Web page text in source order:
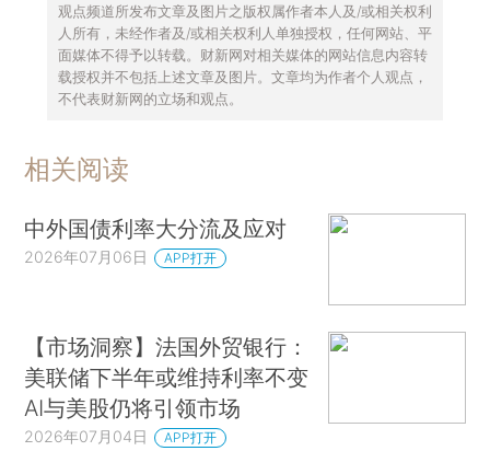
观点频道所发布文章及图片之版权属作者本人及/或相关权利
人所有，未经作者及/或相关权利人单独授权，任何网站、平
面媒体不得予以转载。财新网对相关媒体的网站信息内容转
载授权并不包括上述文章及图片。文章均为作者个人观点，
不代表财新网的立场和观点。
相关阅读
中外国债利率大分流及应对
2026年07月06日 APP打开
【市场洞察】法国外贸银行：
美联储下半年或维持利率不变
AI与美股仍将引领市场
2026年07月04日 APP打开